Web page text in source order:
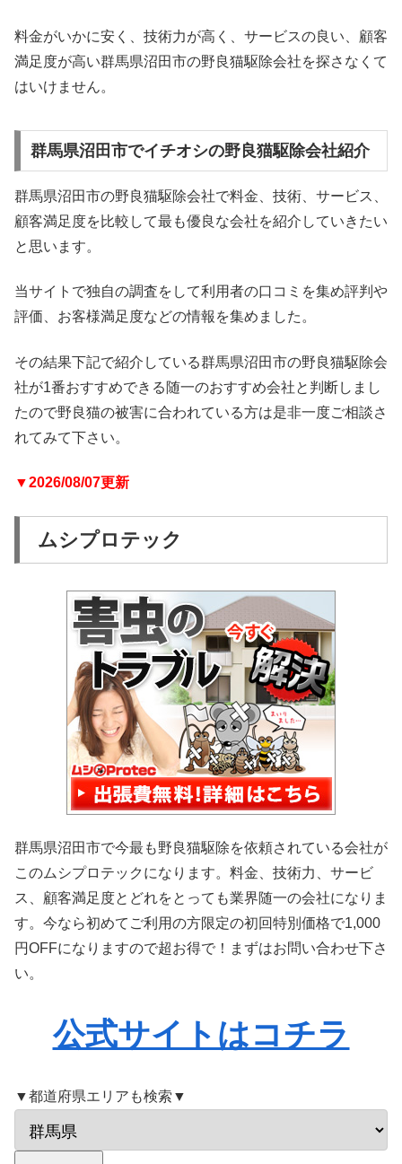
料金がいかに安く、技術力が高く、サービスの良い、顧客
満足度が高い群馬県沼田市の野良猫駆除会社を探さなくて
はいけません。
群馬県沼田市でイチオシの野良猫駆除会社紹介
群馬県沼田市の野良猫駆除会社で料金、技術、サービス、
顧客満足度を比較して最も優良な会社を紹介していきたい
と思います。
当サイトで独自の調査をして利用者の口コミを集め評判や
評価、お客様満足度などの情報を集めました。
その結果下記で紹介している群馬県沼田市の野良猫駆除会
社が1番おすすめできる随一のおすすめ会社と判断しまし
たので野良猫の被害に合われている方は是非一度ご相談さ
れてみて下さい。
▼2026/08/07更新
ムシプロテック
群馬県沼田市で今最も野良猫駆除を依頼されている会社が
このムシプロテックになります。料金、技術力、サービ
ス、顧客満足度とどれをとっても業界随一の会社になりま
す。今なら初めてご利用の方限定の初回特別価格で1,000
円OFFになりますので超お得で！まずはお問い合わせ下さ
い。
公式サイトはコチラ
▼都道府県エリアも検索▼